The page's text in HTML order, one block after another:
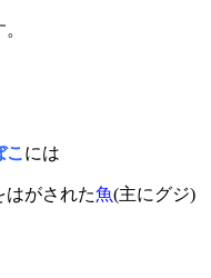
こ には
はがされた魚(主にグジ)